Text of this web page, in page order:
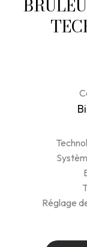
Réglage